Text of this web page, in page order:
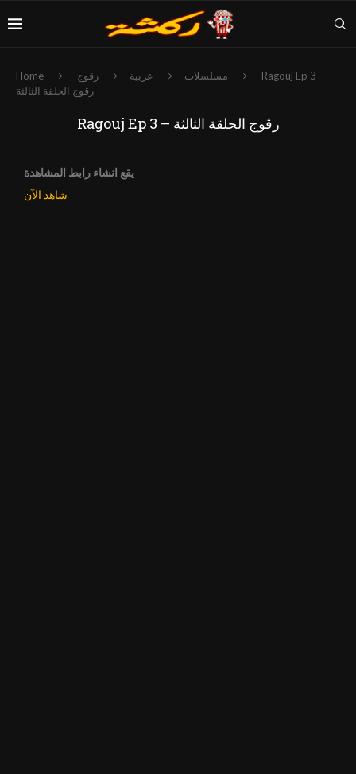
Home مسلسلات عربية رقوج
Ragouj Ep 3 –
رڨوج الحلقة الثالثة
Ragouj Ep 3 – رڨوج الحلقة الثالثة
يقع انشاء رابط المشاهدة
شاهد الآن